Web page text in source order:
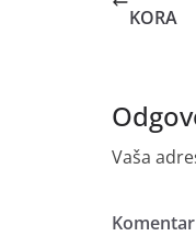
KORA
Vaša
Komentar